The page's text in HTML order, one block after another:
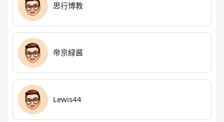
思行博教
帝京緑酱
Lewis44